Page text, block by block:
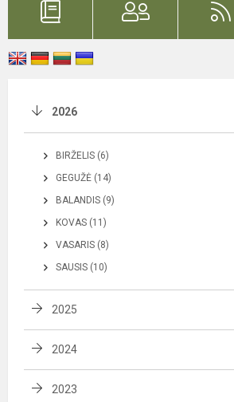
2026
BIRŽELIS (6)
GEGUŽĖ (14)
BALANDIS (9)
KOVAS (11)
VASARIS (8)
SAUSIS (10)
2025
2024
2023